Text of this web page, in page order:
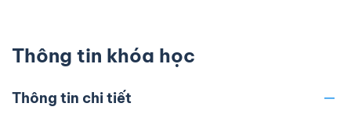
Thông tin khóa học
Thông tin chi tiết